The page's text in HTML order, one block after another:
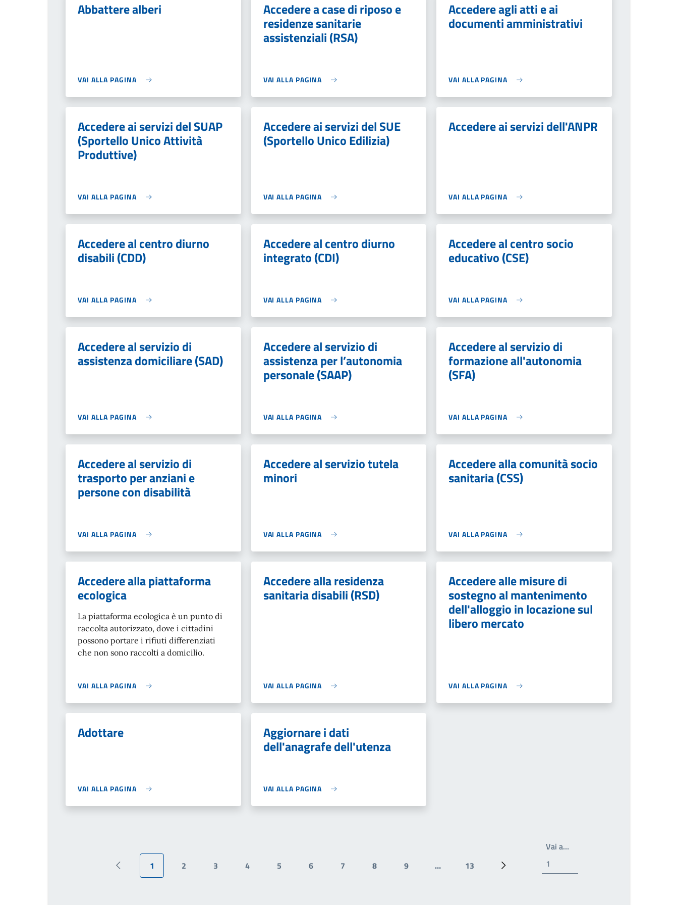
Abbattere alberi
VAI ALLA PAGINA
Accedere a case di riposo e
residenze sanitarie
assistenziali (RSA)
VAI ALLA PAGINA
Accedere agli atti e ai
documenti amministrativi
VAI ALLA PAGINA
Accedere ai servizi del SUAP
(Sportello Unico Attività
Produttive)
VAI ALLA PAGINA
Accedere ai servizi del SUE
(Sportello Unico Edilizia)
VAI ALLA PAGINA
Accedere ai servizi dell'ANPR
VAI ALLA PAGINA
Accedere al centro diurno
disabili (CDD)
VAI ALLA PAGINA
Accedere al centro diurno
integrato (CDI)
VAI ALLA PAGINA
Accedere al centro socio
educativo (CSE)
VAI ALLA PAGINA
Accedere al servizio di
assistenza domiciliare (SAD)
VAI ALLA PAGINA
Accedere al servizio di
assistenza per l’autonomia
personale (SAAP)
VAI ALLA PAGINA
Accedere al servizio di
formazione all'autonomia
(SFA)
VAI ALLA PAGINA
Accedere al servizio di
trasporto per anziani e
persone con disabilità
VAI ALLA PAGINA
Accedere al servizio tutela
minori
VAI ALLA PAGINA
Accedere alla comunità socio
sanitaria (CSS)
VAI ALLA PAGINA
Accedere alla piattaforma
ecologica
La piattaforma ecologica è un punto di
raccolta autorizzato, dove i cittadini
possono portare i rifiuti differenziati
che non sono raccolti a domicilio.
VAI ALLA PAGINA
Accedere alla residenza
sanitaria disabili (RSD)
VAI ALLA PAGINA
Accedere alle misure di
sostegno al mantenimento
dell'alloggio in locazione sul
libero mercato
VAI ALLA PAGINA
Adottare
VAI ALLA PAGINA
Aggiornare i dati
dell'anagrafe dell'utenza
VAI ALLA PAGINA
Pagina precedente
Pagina attuale
1
Pagina
2
Pagina
3
Pagina
4
Pagina
5
Pagina
6
Pagina
7
Pagina
8
Pagina
9 …
Ultima pagina
13
Prossima pagina
Vai a…